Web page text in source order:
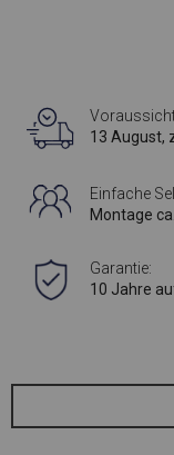
13 August,
Einfache
Montage
Garantie:
10 Jahre